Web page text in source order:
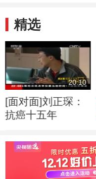
精选
20:10
[面对面]刘正琛：
抗癌十五年